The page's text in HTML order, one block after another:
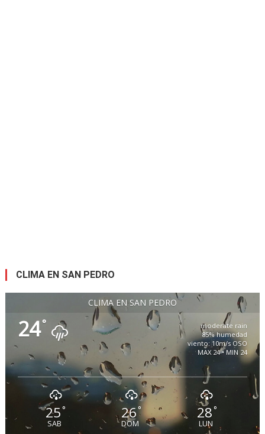
CLIMA EN SAN PEDRO
CLIMA EN SAN PEDRO
24°
moderate rain
85% humedad
viento: 10m/s OSO
MAX 24 • MIN 24
25°
SAB
26 °
DOM
28°
LUN